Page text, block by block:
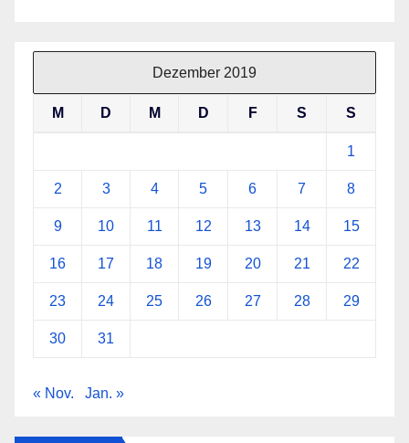
Dezember 2019
M D M D F S S
1
2 3 4 5 6 7 8
9 10 11 12 13 14 15
16 17 18 19 20 21 22
23 24 25 26 27 28 29
30 31
« Nov. Jan. »